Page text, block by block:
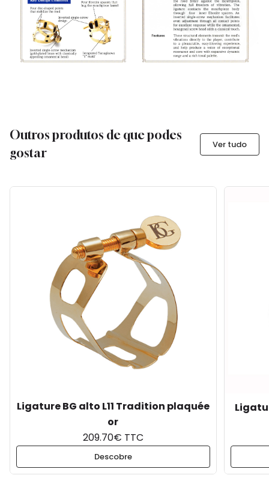
Outros produtos de que podes
gostar
Ver tudo
Ligature BG alto L11 Tradition plaquée
or
209.70€ TTC
Descobre